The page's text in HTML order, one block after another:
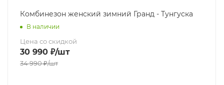
Комбинезон женский зимний Гранд - Тунгуска
В наличии
Цена со скидкой
30 990 ₽/шт
34 990₽/шт